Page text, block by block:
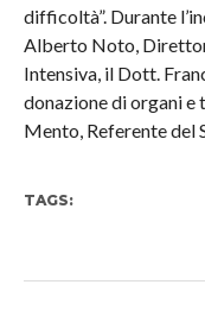
difficoltà”. Durante
Alberto Noto,
Intensiva, il Dott.
donazione di organi e
Mento, Referente del
TAGS: